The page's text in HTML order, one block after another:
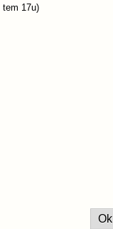
tem 17u)
Ok